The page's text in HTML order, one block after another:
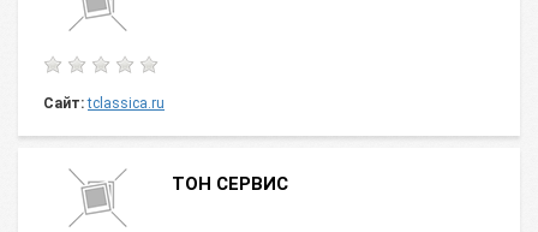
Сайт: tclassica.ru
ТОН СЕРВИС